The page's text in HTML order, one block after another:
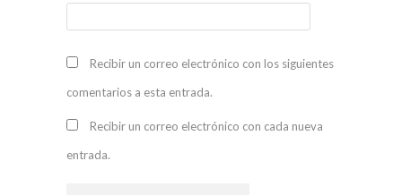
Recibir un correo electrónico con los siguientes
comentarios a esta entrada.
Recibir un correo electrónico con cada nueva
entrada.